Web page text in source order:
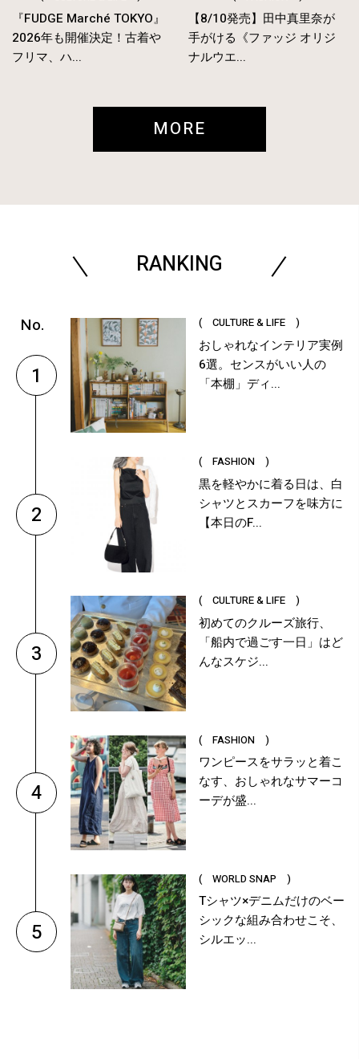
『FUDGE Marché TOKYO』
2026年も開催決定！古着や
フリマ、ハ...
【8/10発売】田中真里奈が
手がける《ファッジ オリジ
ナルウエ...
MORE
RANKING
1
( CULTURE & LIFE )
おしゃれなインテリア実例
6選。センスがいい人の
「本棚」ディ...
2
( FASHION )
黒を軽やかに着る日は、白
シャツとスカーフを味方に
【本日のF...
3
( CULTURE & LIFE )
初めてのクルーズ旅行、
「船内で過ごす一日」はど
んなスケジ...
4
( FASHION )
ワンピースをサラッと着こ
なす、おしゃれなサマーコ
ーデが盛...
5
( WORLD SNAP )
Tシャツ×デニムだけのベー
シックな組み合わせこそ、
シルエッ...